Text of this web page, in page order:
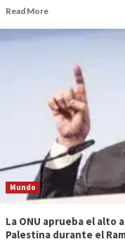
Read More
Mundo
La ONU aprueba el
Palestina durante el